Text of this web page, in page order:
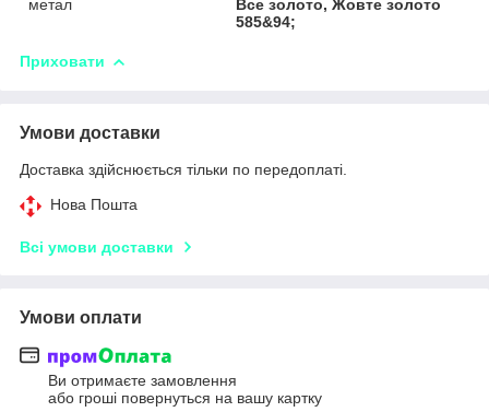
метал
Все золото, Жовте золото
585&94;
Приховати
Умови доставки
Доставка здійснюється тільки по передоплаті.
Нова Пошта
Всі умови доставки
Умови оплати
Ви отримаєте замовлення
або гроші повернуться на вашу картку